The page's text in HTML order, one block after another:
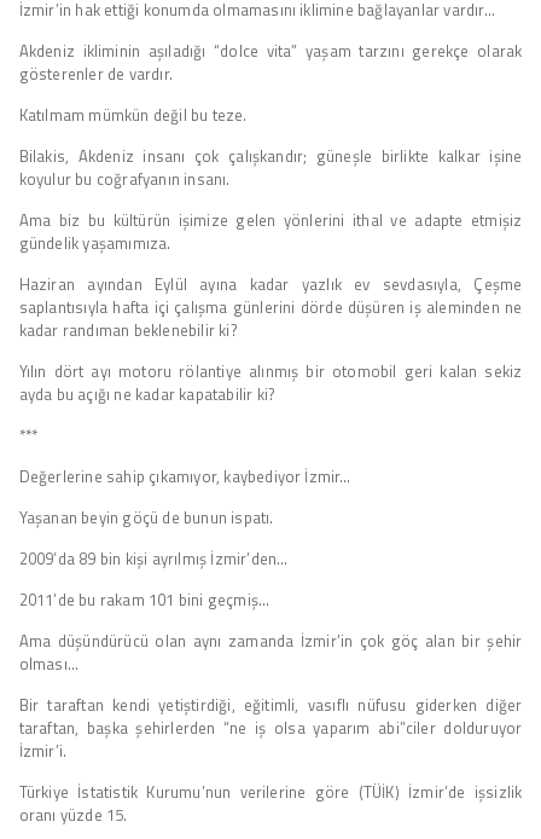
İzmir’in hak ettiği konumda olmamasını iklimine bağlayanlar vardır…
Akdeniz ikliminin aşıladığı “dolce vita” yaşam tarzını gerekçe olarak
gösterenler de vardır.
Katılmam mümkün değil bu teze.
Bilakis, Akdeniz insanı çok çalışkandır; güneşle birlikte kalkar işine
koyulur bu coğrafyanın insanı.
Ama biz bu kültürün işimize gelen yönlerini ithal ve adapte etmişiz
gündelik yaşamımıza.
Haziran ayından Eylül ayına kadar yazlık ev sevdasıyla, Çeşme
saplantısıyla hafta içi çalışma günlerini dörde düşüren iş aleminden ne
kadar randıman beklenebilir ki?
Yılın dört ayı motoru rölantiye alınmış bir otomobil geri kalan sekiz
ayda bu açığı ne kadar kapatabilir ki?
***
Değerlerine sahip çıkamıyor, kaybediyor İzmir…
Yaşanan beyin göçü de bunun ispatı.
2009’da 89 bin kişi ayrılmış İzmir’den…
2011’de bu rakam 101 bini geçmiş…
Ama düşündürücü olan aynı zamanda İzmir’in çok göç alan bir şehir
olması…
Bir taraftan kendi yetiştirdiği, eğitimli, vasıflı nüfusu giderken diğer
taraftan, başka şehirlerden “ne iş olsa yaparım abi”ciler dolduruyor
İzmir’i.
Türkiye İstatistik Kurumu’nun verilerine göre (TÜİK) İzmir’de işsizlik
oranı yüzde 15.